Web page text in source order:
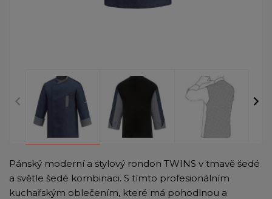
Pánský moderní a stylový rondon TWINS v tmavě šedé
a světle šedé kombinaci. S tímto profesionálním
kuchařským oblečením, které má pohodlnou a